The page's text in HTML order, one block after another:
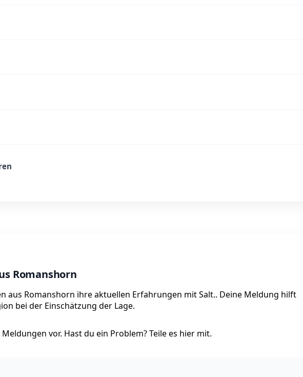
Romanshorn
aus Romanshorn ihre aktuellen Erfahrungen mit Salt.. Deine Meldung hilft
bei der Einschätzung der Lage.
vor. Hast du ein Problem? Teile es hier mit.